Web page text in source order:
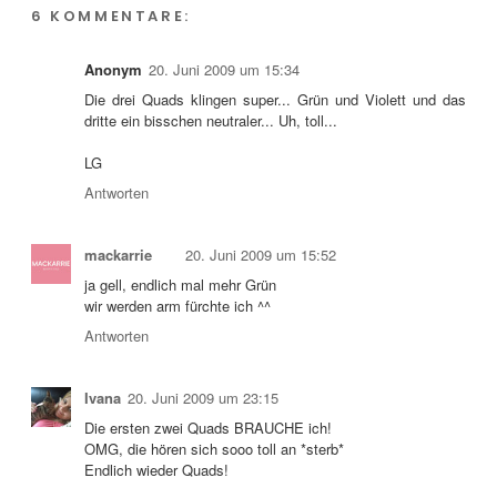
6 KOMMENTARE:
Anonym 20. Juni 2009 um 15:34
Die drei Quads klingen super... Grün und Violett und das
dritte ein bisschen neutraler... Uh, toll...
LG
Antworten
mackarrie
20. Juni 2009 um 15:52
ja gell, endlich mal mehr Grün
wir werden arm fürchte ich ^^
Antworten
Ivana 20. Juni 2009 um 23:15
Die ersten zwei Quads BRAUCHE ich!
OMG, die hören sich sooo toll an *sterb*
Endlich wieder Quads!